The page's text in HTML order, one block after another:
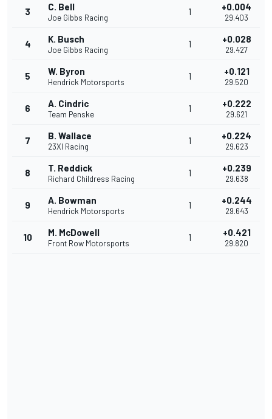
3 C. Bell
Joe Gibbs Racing
1 +0.004
29.403
4 K. Busch
Joe Gibbs Racing
1 +0.028
29.427
5 W. Byron
Hendrick Motorsports
1 +0.121
29.520
6 A. Cindric
Team Penske
1 +0.222
29.621
7 B. Wallace
23XI Racing
1 +0.224
29.623
8 T. Reddick
Richard Childress Racing
1 +0.239
29.638
9 A. Bowman
Hendrick Motorsports
1 +0.244
29.643
10 M. McDowell
Front Row Motorsports
1 +0.421
29.820